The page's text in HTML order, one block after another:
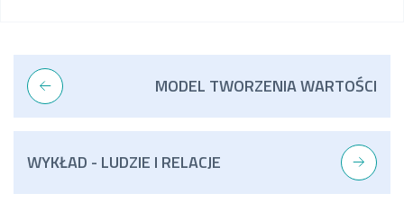
MODEL TWORZENIA WARTOŚCI
WYKŁAD - LUDZIE I RELACJE